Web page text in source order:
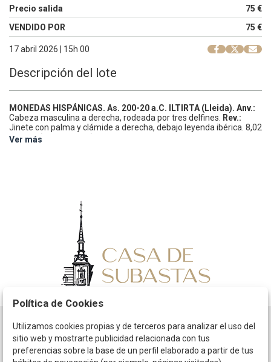
Precio salida
75 €
VENDIDO POR
75 €
17 abril 2026 | 15h 00
Descripción del lote
MONEDAS HISPÁNICAS. As. 200-20 a.C. ILTIRTA (Lleida). Anv.:
Cabeza masculina a derecha, rodeada por tres delfines. Rev.:
Jinete con palma y clámide a derecha, debajo leyenda ibérica. 8,02
grs. AE.(Pátina verde).
Ver más
Horario
La empresa
Política de Cookies
Utilizamos cookies propias y de terceros para analizar el uso del
sitio web y mostrarte publicidad relacionada con tus
preferencias sobre la base de un perfil elaborado a partir de tus